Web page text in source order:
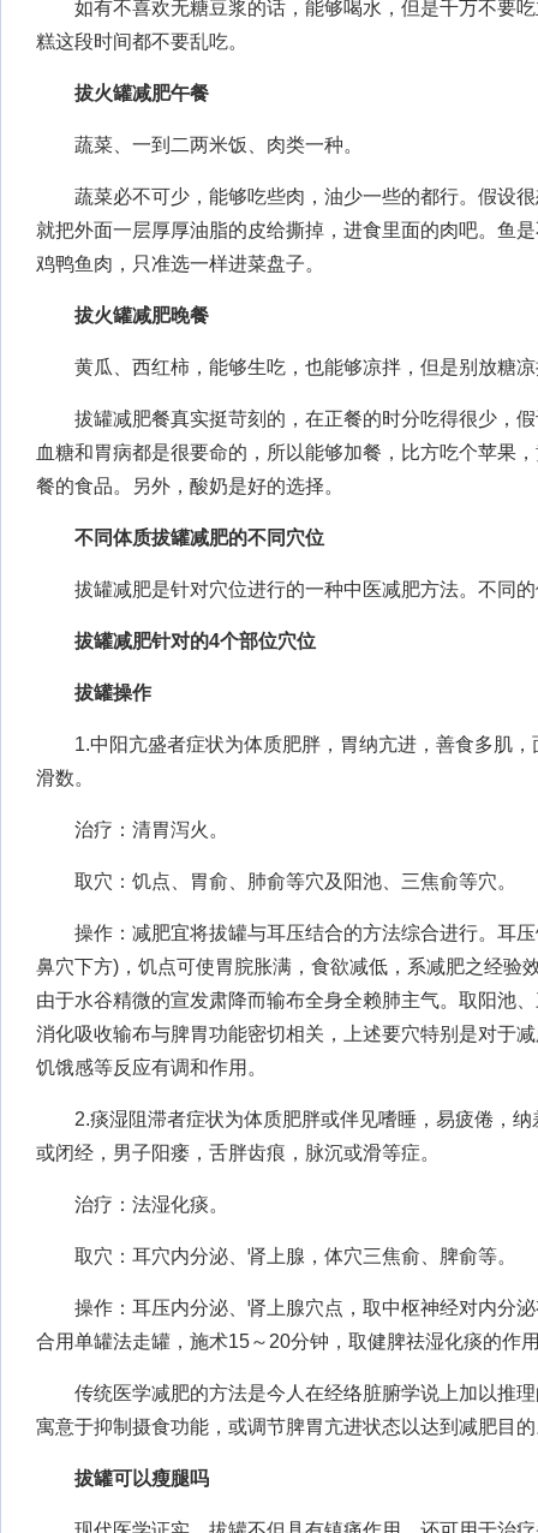
如有不喜欢无糖豆浆的话，能够喝水，但是千万不要吃
糕这段时间都不要乱吃。
拔火罐减肥午餐
蔬菜、一到二两米饭、肉类一种。
蔬菜必不可少，能够吃些肉，油少一些的都行。假设很
就把外面一层厚厚油脂的皮给撕掉，进食里面的肉吧。鱼
鸡鸭鱼肉，只准选一样进菜盘子。
拔火罐减肥晚餐
黄瓜、西红柿，能够生吃，也能够凉拌，但是别放糖凉
拔罐减肥餐真实挺苛刻的，在正餐的时分吃得很少，假
血糖和胃病都是很要命的，所以能够加餐，比方吃个苹果
餐的食品。另外，酸奶是好的选择。
不同体质拔罐减肥的不同穴位
拔罐减肥是针对穴位进行的一种中医减肥方法。不同的
拔罐减肥针对的4个部位穴位
拔罐操作
1.中阳亢盛者症状为体质肥胖，胃纳亢进，善食多肌，
滑数。
治疗：清胃泻火。
取穴：饥点、胃俞、肺俞等穴及阳池、三焦俞等穴。
操作：减肥宜将拔罐与耳压结合的方法综合进行。耳压
鼻穴下方)，饥点可使胃脘胀满，食欲减低，系减肥之经验
由于水谷精微的宣发肃降而输布全身全赖肺主气。取阳池
消化吸收输布与脾胃功能密切相关，上述要穴特别是对于
饥饿感等反应有调和作用。
2.痰湿阻滞者症状为体质肥胖或伴见嗜睡，易疲倦，纳
或闭经，男子阳瘘，舌胖齿痕，脉沉或滑等症。
治疗：法湿化痰。
取穴：耳穴内分泌、肾上腺，体穴三焦俞、脾俞等。
操作：耳压内分泌、肾上腺穴点，取中枢神经对内分泌
合用单罐法走罐，施术15～20分钟，取健脾祛湿化痰的作
传统医学减肥的方法是今人在经络脏腑学说上加以推理
寓意于抑制摄食功能，或调节脾胃亢进状态以达到减肥目
拔罐可以瘦腿吗